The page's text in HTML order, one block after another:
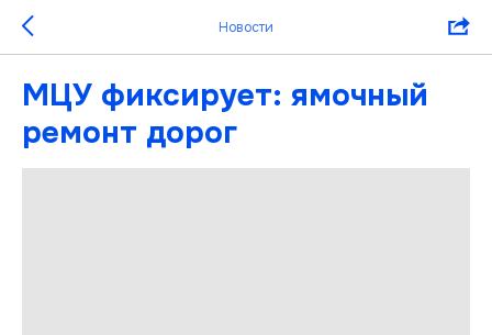
Новости
МЦУ фиксирует: ямочный
ремонт дорог